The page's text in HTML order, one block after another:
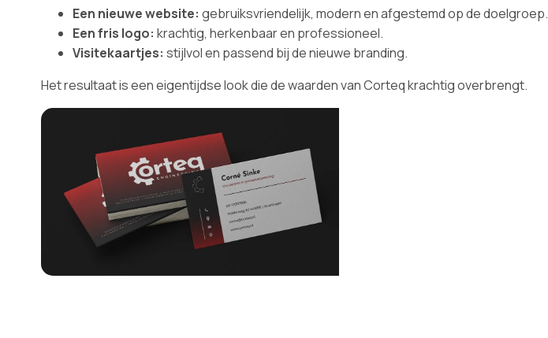
Een nieuwe website: gebruiksvriendelijk, modern en afgestemd op de doelgroep.
Een fris logo: krachtig, herkenbaar en professioneel.
Visitekaartjes: stijlvol en passend bij de nieuwe branding.
Het resultaat is een eigentijdse look die de waarden van Corteq krachtig overbrengt.